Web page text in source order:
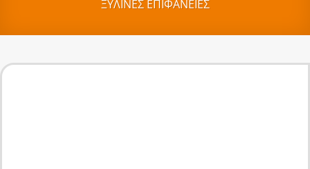
ΞΥΛΙΝΕΣ ΕΠΙΦΑΝΕΙΕΣ